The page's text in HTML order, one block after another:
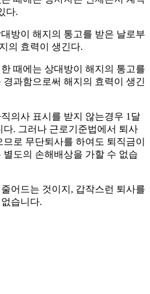
다.
방이 해지의 통고를 받은 날로부
의 효력이 생긴다.
때에는 상대방이 해지의 통고를
과함으로써 해지의 효력이 생긴
의사 표시를 받지 않는경우 1달
다. 그러나 근로기준법에서 퇴사
로 무단퇴사를 하여도 퇴직금이
도의 손해배상을 가할 수 없습
어드는 것이지, 갑작스런 퇴사를
습니다.